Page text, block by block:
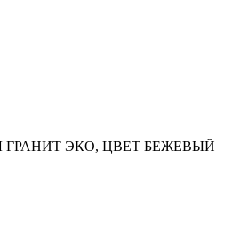
ЭКО, ЦВЕТ БЕЖЕВЫЙ